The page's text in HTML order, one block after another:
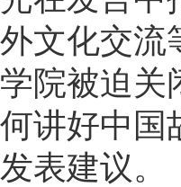
外文化交流
学院被迫关
何讲好中国
发表建议。